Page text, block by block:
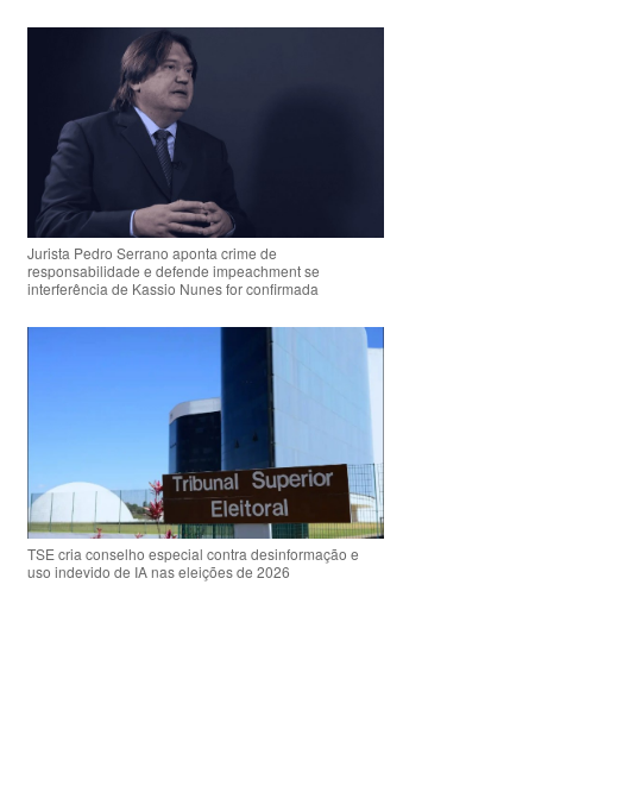
Jurista Pedro Serrano aponta crime de
responsabilidade e defende impeachment se
interferência de Kassio Nunes for confirmada
TSE cria conselho especial contra desinformação e
uso indevido de IA nas eleições de 2026